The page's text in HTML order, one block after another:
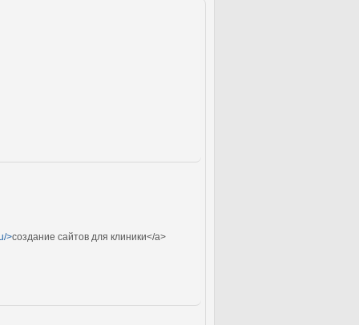
>создание сайтов для клиники</a>